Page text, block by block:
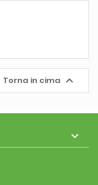
Torna in cima 
